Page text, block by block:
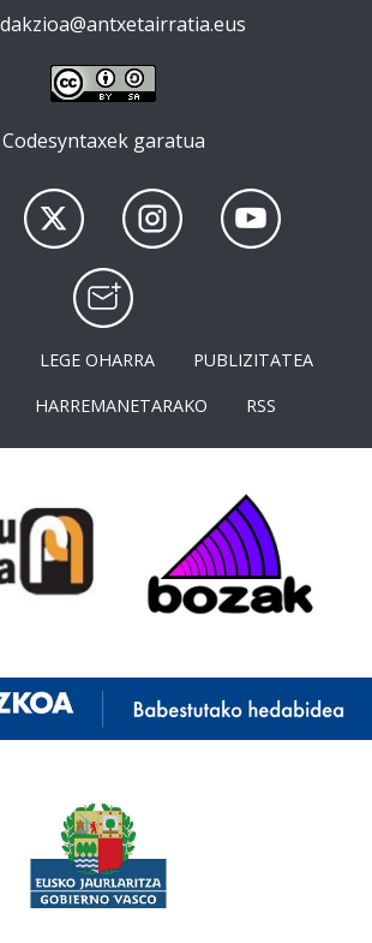
Codesyntaxek garatua
LEGE OHARRA
PUBLIZITATEA
HARREMANETARAKO RSS